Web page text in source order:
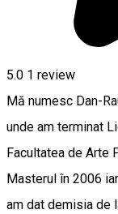
5.0 1 review
Mă numesc Dan-
unde am terminat
Facultatea de Arte
Masterul în 2006
am dat demisia de